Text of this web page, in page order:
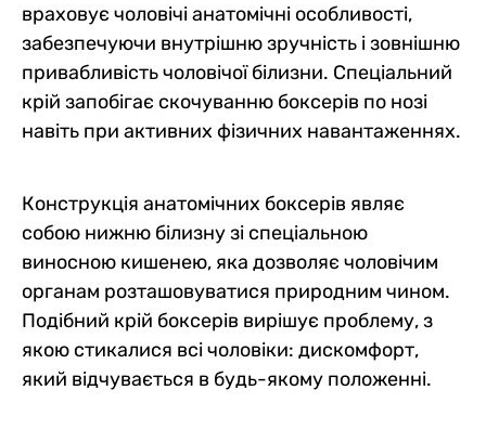
враховує чоловічі анатомічні особливості,
забезпечуючи внутрішню зручність і зовнішню
привабливість чоловічої білизни. Спеціальний
крій запобігає скочуванню боксерів по нозі
навіть при активних фізичних навантаженнях.
Конструкція анатомічних боксерів являє
собою нижню білизну зі спеціальною
виносною кишенею, яка дозволяє чоловічим
органам розташовуватися природним чином.
Подібний крій боксерів вирішує проблему, з
якою стикалися всі чоловіки: дискомфорт,
який відчувається в будь-якому положенні.